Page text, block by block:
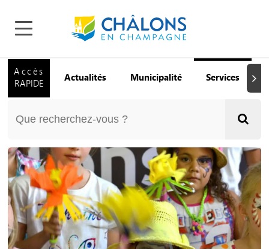
Accès
RAPIDE
Actualités Municipalité Services